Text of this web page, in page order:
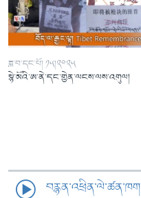
ཟླ་བ་དང་པོ། ༡༥།༢༠༢༥
སྙེ་མོའི་ཨ་ནེ་དང་གྱེན་ལངས་ལས་འགུལ།
བརྙན་འཕྲིན་ལེ་ཚན་ཁག